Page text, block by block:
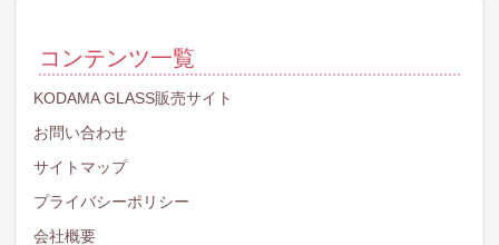
コンテンツ一覧
KODAMA GLASS販売サイト
お問い合わせ
サイトマップ
プライバシーポリシー
会社概要